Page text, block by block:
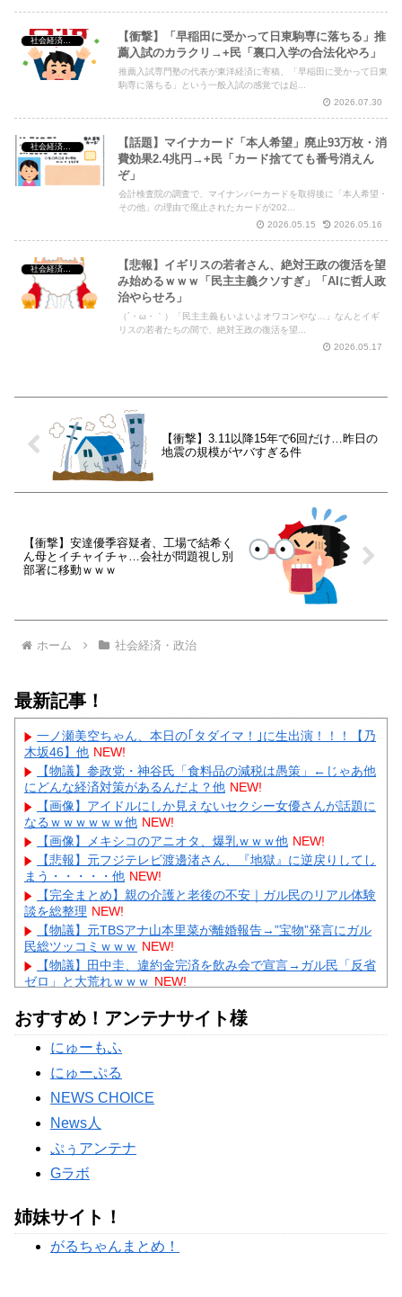
【衝撃】「早稲田に受かって日東駒専に落ちる」推
薦入試のカラクリ→+民「裏口入学の合法化やろ」
推薦入試専門塾の代表が東洋経済に寄稿、「早稲田に受かって日東
駒専に落ちる」という一般入試の感覚では起...
2026.07.30
【話題】マイナカード「本人希望」廃止93万枚・消
費効果2.4兆円→+民「カード捨てても番号消えん
ぞ」
会計検査院の調査で、マイナンバーカードを取得後に「本人希望・
その他」の理由で廃止されたカードが202...
2026.05.15
2026.05.16
【悲報】イギリスの若者さん、絶対王政の復活を望
み始めるｗｗｗ「民主主義クソすぎ」「AIに哲人政
治やらせろ」
（´・ω・｀）「民主主義もいよいよオワコンやな…」なんとイギ
リスの若者たちの間で、絶対王政の復活を望...
2026.05.17
【衝撃】3.11以降15年で6回だけ…昨日の
地震の規模がヤバすぎる件
【衝撃】安達優季容疑者、工場で結希く
ん母とイチャイチャ…会社が問題視し別
部署に移動ｗｗｗ
ホーム 社会経済・政治
最新記事！
一ノ瀬美空ちゃん、本日の｢タダイマ！｣に生出演！！！【乃
木坂46】他 NEW!
【物議】参政党・神谷氏「食料品の減税は愚策」←じゃあ他
にどんな経済対策があるんだよ？他 NEW!
【画像】アイドルにしか見えないセクシー女優さんが話題に
なるｗｗｗｗｗｗ他 NEW!
【画像】メキシコのアニオタ、爆乳ｗｗｗ他 NEW!
【悲報】元フジテレビ渡邊渚さん、『地獄』に逆戻りしてし
まう・・・・・他 NEW!
【完全まとめ】親の介護と老後の不安｜ガル民のリアル体験
談を総整理 NEW!
【物議】元TBSアナ山本里菜が離婚報告→”宝物”発言にガル
民総ツッコミｗｗｗ NEW!
【物議】田中圭、違約金完済を飲み会で宣言→ガル民「反省
ゼロ」と大荒れｗｗｗ NEW!
民大激論ｗｗｗ
【衝撃】｢ブラに5000円は贅沢｣と妻を叱った夫→まさかの
正体にガル民が大激怒ｗｗｗ
Powered by livedoor 相互RSS
おすすめ！アンテナサイト様
にゅーもふ
にゅーぷる
NEWS CHOICE
News人
ぷぅアンテナ
Gラボ
姉妹サイト！
がるちゃんまとめ！